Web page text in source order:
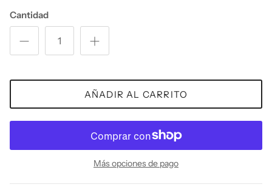
Cantidad
AÑADIR AL CARRITO
Más opciones de pago